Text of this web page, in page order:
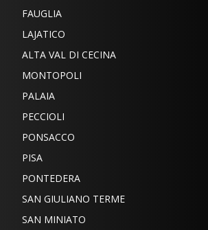
FAUGLIA
LAJATICO
ALTA VAL DI CECINA
MONTOPOLI
PALAIA
PECCIOLI
PONSACCO
PISA
PONTEDERA
SAN GIULIANO TERME
SAN MINIATO